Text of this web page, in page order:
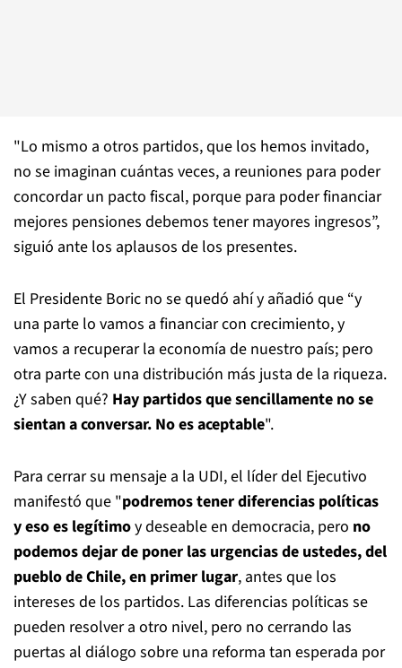
"Lo mismo a otros partidos, que los hemos invitado,
no se imaginan cuántas veces, a reuniones para poder
concordar un pacto fiscal, porque para poder financiar
mejores pensiones debemos tener mayores ingresos”,
siguió ante los aplausos de los presentes.
El Presidente Boric no se quedó ahí y añadió que “y
una parte lo vamos a financiar con crecimiento, y
vamos a recuperar la economía de nuestro país; pero
otra parte con una distribución más justa de la riqueza.
¿Y saben qué? Hay partidos que sencillamente no se
sientan a conversar. No es aceptable".
Para cerrar su mensaje a la UDI, el líder del Ejecutivo
manifestó que "podremos tener diferencias políticas
y eso es legítimoy deseable en democracia, pero no
podemos dejar de poner las urgencias de ustedes, del
pueblo de Chile, en primer lugar, antes que los
intereses de los partidos. Las diferencias políticas se
pueden resolver a otro nivel, pero no cerrando las
puertas al diálogo sobre una reforma tan esperada por